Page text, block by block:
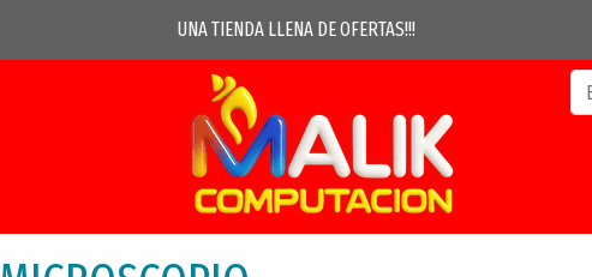
UNA TIENDA LLENA DE OFERTAS!!!